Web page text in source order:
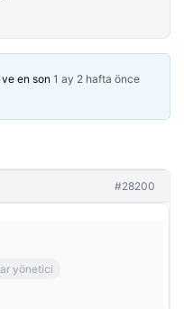
en son 1 ay 2 hafta önce
#28200
yönetici